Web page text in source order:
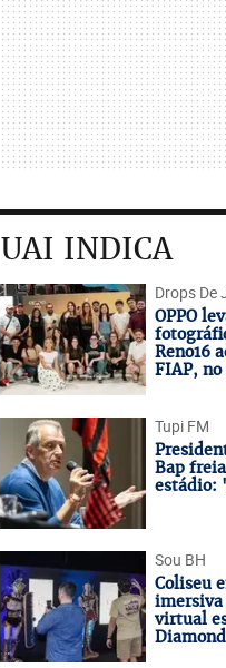
UAI INDICA
Drops De
OPPO
Reno16
FIAP, no
Tupi FM
Bap
estádio:
Sou BH
Coliseu
imersiva
virtual